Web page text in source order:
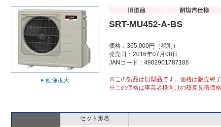
画像拡大
SRT-MU452-A-BS
価格：365,000円（税別）
発売日：2016年07月08日
JANコード：4902901787188
※この製品は旧型品です。価格は販売終
※この価格は事業者様向けの積算見積価
セット形名